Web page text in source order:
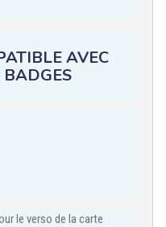
AVEC
le verso de la carte